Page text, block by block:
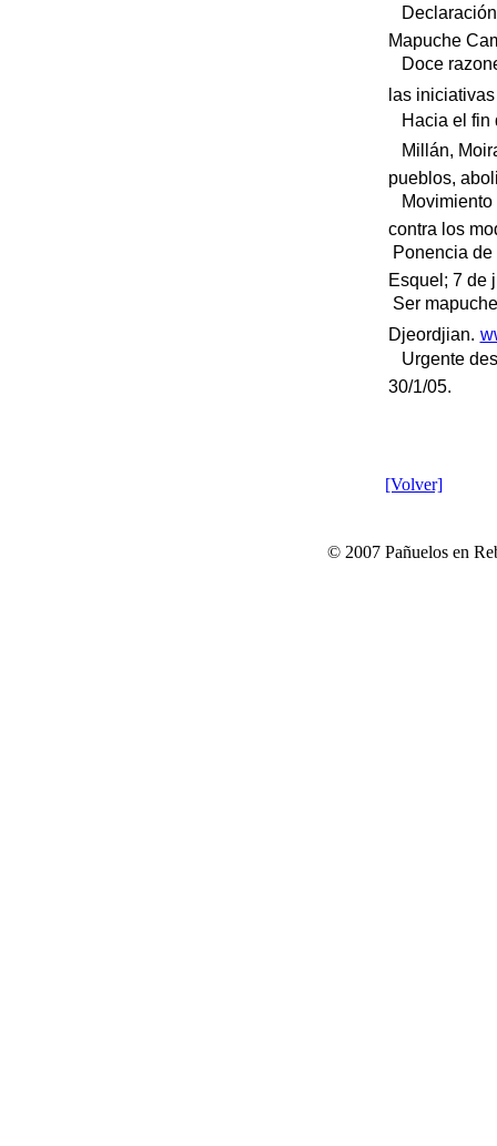

Mapuche
 Doce
las
 Hacia el
 Millán,
pueblos,

contra los
 Ponencia
Esquel; 7 de
 Ser
Djeordjian.
 Urgente
30/1/05.
[Volver]
© 2007 Pañuelos en